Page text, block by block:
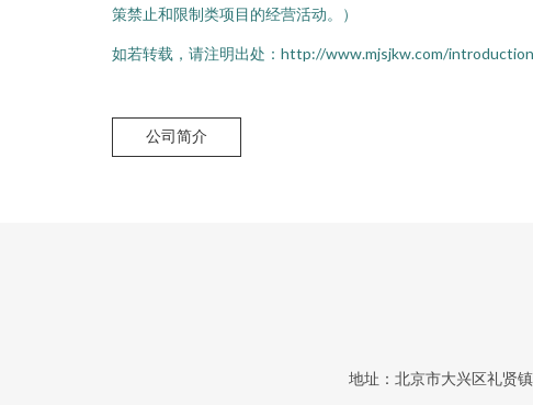
策禁止和限制类项目的经营活动。）
如若转载，请注明出处：http://www.mjsjkw.com/
公司简介
地址：北京市大兴区礼贤